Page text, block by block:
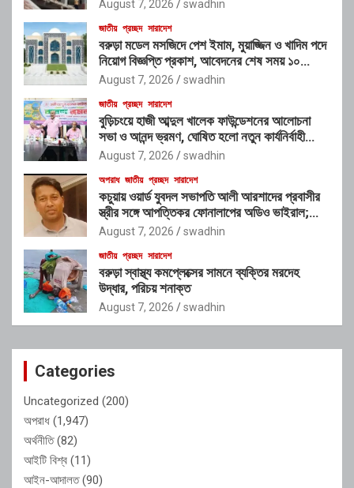
August 7, 2026 swadhin
জাতীয় প্রচ্ছদ সারাদেশ
বরুড়া মডেল মসজিদে পেশ ইমাম, মুয়াজ্জিন ও খাদিম পদে
নিয়োগ বিজ্ঞপ্তি প্রকাশ, আবেদনের শেষ সময় ১০
আগস্ট
August 7, 2026 swadhin
জাতীয় প্রচ্ছদ সারাদেশ
বুড়িচংয়ে হাজী আব্দুল খালেক ফাউন্ডেশনের আলোচনা
সভা ও আনন্দ ভ্রমণ, ঘোষিত হলো নতুন কার্যনির্বাহী
কমিটি
August 7, 2026 swadhin
অপরাধ জাতীয় প্রচ্ছদ সারাদেশ
কচুয়ায় ওয়ার্ড যুবদল সভাপতি আলী আরশাদের প্রবাসীর
স্ত্রীর সঙ্গে আপত্তিকর ফোনালাপের অডিও ভাইরাল;
শাস্তির দাবি এলাকাবাসীর
August 7, 2026 swadhin
জাতীয় প্রচ্ছদ সারাদেশ
বরুড়া স্বাস্থ্য কমপ্লেক্সের সামনে ব্যক্তির মরদেহ
উদ্ধার, পরিচয় শনাক্ত
August 7, 2026 swadhin
Categories
Uncategorized (200)
অপরাধ (1,947)
অর্থনীতি(82)
আইটি বিশ্ব (11)
আইন-আদালত(90)